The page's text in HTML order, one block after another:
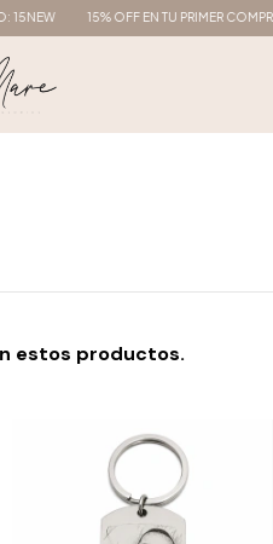
15NEW 15% OFF EN TU PRIMER
estos productos.